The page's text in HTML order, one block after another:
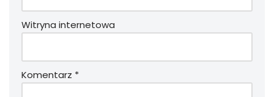
Witryna internetowa
Komentarz *